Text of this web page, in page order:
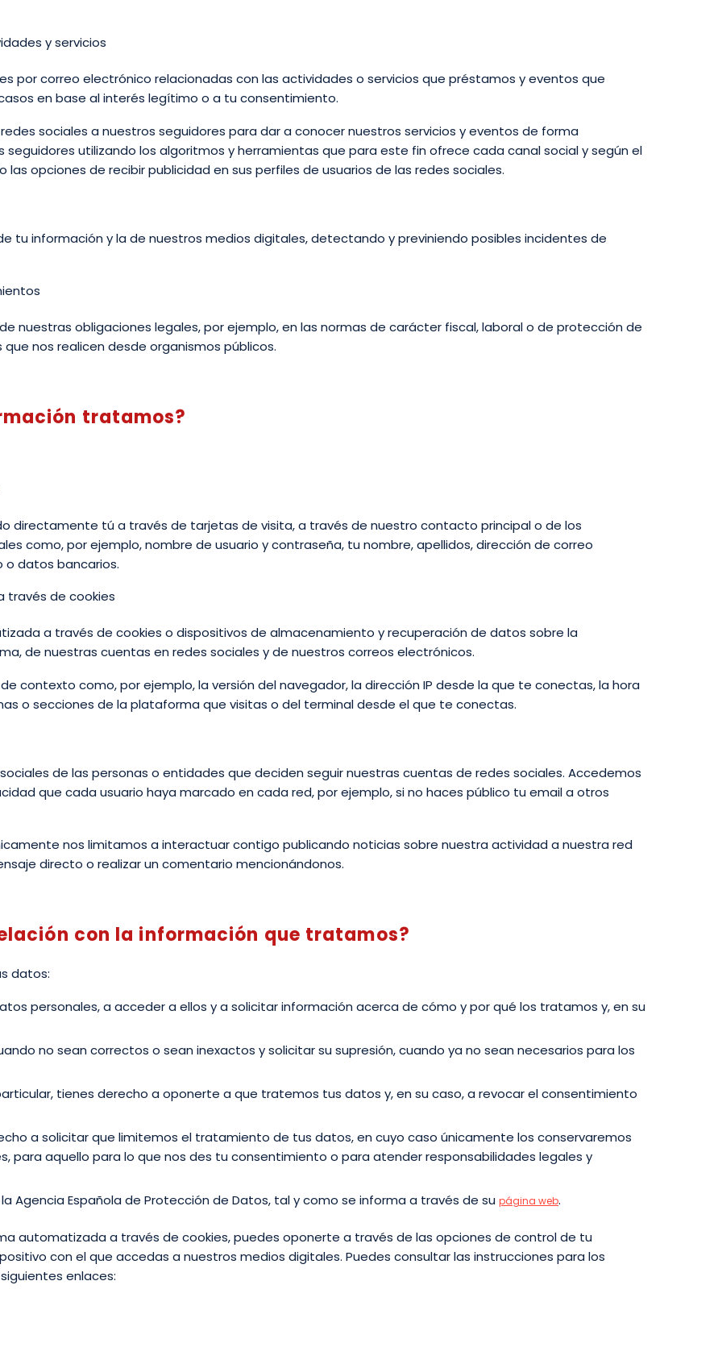
y servicios
por correo electrónico relacionadas con las actividades o servicios que préstamos y eventos que
en base al interés legítimo o a tu consentimiento.
sociales a nuestros seguidores para dar a conocer nuestros servicios y eventos de forma
utilizando los algoritmos y herramientas que para este fin ofrece cada canal social y según el
opciones de recibir publicidad en sus perfiles de usuarios de las redes sociales.
tu información y la de nuestros medios digitales, detectando y previniendo posibles incidentes de
nuestras obligaciones legales, por ejemplo, en las normas de carácter fiscal, laboral o de protección de
nos realicen desde organismos públicos.
tratamos?
directamente tú a través de tarjetas de visita, a través de nuestro contacto principal o de los
como, por ejemplo, nombre de usuario y contraseña, tu nombre, apellidos, dirección de correo
o datos bancarios.
través de cookies
a través de cookies o dispositivos de almacenamiento y recuperación de datos sobre la
de nuestras cuentas en redes sociales y de nuestros correos electrónicos.
contexto como, por ejemplo, la versión del navegador, la dirección IP desde la que te conectas, la hora
o secciones de la plataforma que visitas o del terminal desde el que te conectas.
de las personas o entidades que deciden seguir nuestras cuentas de redes sociales. Accedemos
que cada usuario haya marcado en cada red, por ejemplo, si no haces público tu email a otros
nos limitamos a interactuar contigo publicando noticias sobre nuestra actividad a nuestra red
directo o realizar un comentario mencionándonos.
con la información que tratamos?
datos:
personales, a acceder a ellos y a solicitar información acerca de cómo y por qué los tratamos y, en su
no sean correctos o sean inexactos y solicitar su supresión, cuando ya no sean necesarios para los
tienes derecho a oponerte a que tratemos tus datos y, en su caso, a revocar el consentimiento
a solicitar que limitemos el tratamiento de tus datos, en cuyo caso únicamente los conservaremos
para aquello para lo que nos des tu consentimiento o para atender responsabilidades legales y
Agencia Española de Protección de Datos, tal y como se informa a través de su página web.
automatizada a través de cookies, puedes oponerte a través de las opciones de control de tu
con el que accedas a nuestros medios digitales. Puedes consultar las instrucciones para los
enlaces: